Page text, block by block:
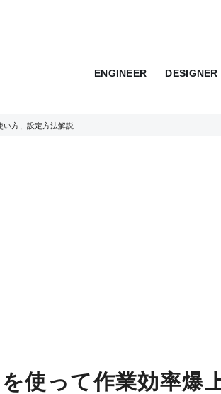
ENGINEER DESIGNER
い方、設定方法解説
使って作業効率爆